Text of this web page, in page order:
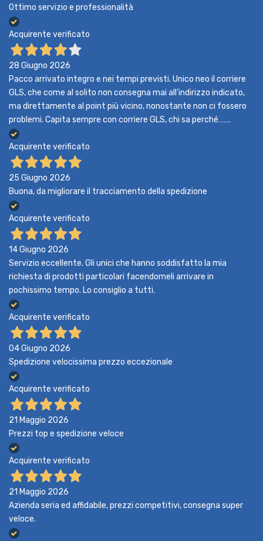
Ottimo servizio e professionalità
Acquirente verificato
28 Giugno 2026
Pacco arrivato integro e nei tempi previsti. Unico neo il corriere
GLS, che come al solito non consegna mai all’indirizzo indicato,
ma direttamente al point più vicino, nonostante non ci fossero
problemi. Capita sempre con corriere GLS, chi sa perché…….
Acquirente verificato
25 Giugno 2026
Buona, da migliorare il tracciamento della spedizione
Acquirente verificato
14 Giugno 2026
Servizio eccellente. Gli unici che hanno soddisfatto la mia
richiesta di prodotti particolari facendomeli arrivare in
pochissimo tempo. Lo consiglio a tutti.
Acquirente verificato
04 Giugno 2026
Spedizione velocissima prezzo eccezionale
Acquirente verificato
21 Maggio 2026
Prezzi top e spedizione veloce
Acquirente verificato
21 Maggio 2026
Azienda seria ed affidabile, prezzi competitivi, consegna super
veloce.